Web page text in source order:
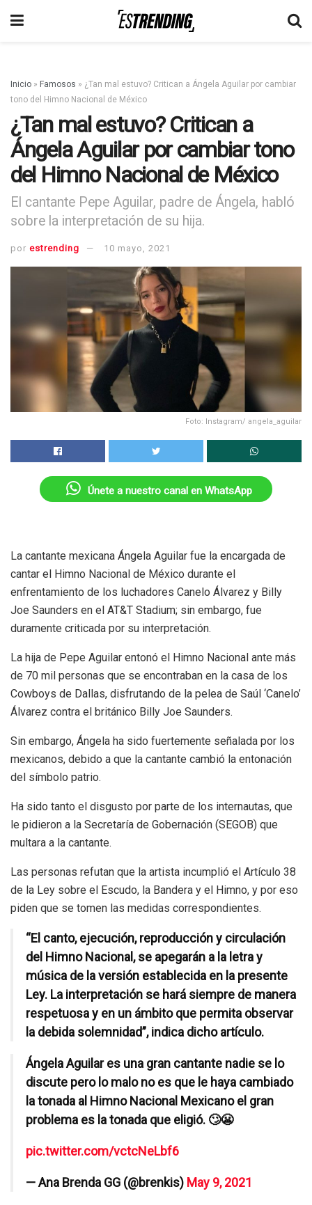
Inicio » Famosos » ¿Tan mal estuvo? Critican a Ángela Aguilar por cambiar
tono del Himno Nacional de México
¿Tan mal estuvo? Critican a
Ángela Aguilar por cambiar tono
del Himno Nacional de México
El cantante Pepe Aguilar, padre de Ángela, habló
sobre la interpretación de su hija.
por estrending 10 mayo, 2021
Foto: Instagram/ angela_aguilar
Únete a nuestro canal en WhatsApp
La cantante mexicana Ángela Aguilar fue la encargada de
cantar el Himno Nacional de México durante el
enfrentamiento de los luchadores Canelo Álvarez y Billy
Joe Saunders en el AT&T Stadium; sin embargo, fue
duramente criticada por su interpretación.
La hija de Pepe Aguilar entonó el Himno Nacional ante más
de 70 mil personas que se encontraban en la casa de los
Cowboys de Dallas, disfrutando de la pelea de Saúl ‘Canelo’
Álvarez contra el británico Billy Joe Saunders.
Sin embargo, Ángela ha sido fuertemente señalada por los
mexicanos, debido a que la cantante cambió la entonación
del símbolo patrio.
Ha sido tanto el disgusto por parte de los internautas, que
le pidieron a la Secretaría de Gobernación (SEGOB) que
multara a la cantante.
Las personas refutan que la artista incumplió el Artículo 38
de la Ley sobre el Escudo, la Bandera y el Himno, y por eso
piden que se tomen las medidas correspondientes.
“El canto, ejecución, reproducción y circulación
del Himno Nacional, se apegarán a la letra y
música de la versión establecida en la presente
Ley. La interpretación se hará siempre de manera
respetuosa y en un ámbito que permita observar
la debida solemnidad”, indica dicho artículo.
Ángela Aguilar es una gran cantante nadie se lo
discute pero lo malo no es que le haya cambiado
la tonada al Himno Nacional Mexicano el gran
problema es la tonada que eligió. 🙄😬
pic.twitter.com/vctcNeLbf6
— Ana Brenda GG (@brenkis) May 9, 2021